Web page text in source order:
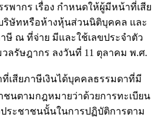
พากร เรื่อง กำหนดให้ผู้มีหน้าที่เสีย
ริษัทหรือห้างหุ้นส่วนนิติบุคคล และ
ษี ณ ที่จ่าย มีและใช้เลขประจำตัว
ลรัษฎากร ลงวันที่ 11 ตุลาคม พ.ศ.
ษีเงินได้บุคคลธรรมดาที่มี
ชนตามกฎหมายว่าด้วยการทะเบียน
ระชาชนนั้นในการปฏิบัติการตาม